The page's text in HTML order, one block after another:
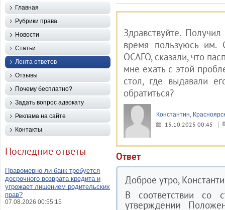
Здравствуйте.
время пользуюсь им.
ОСАГО, сказали, что
мне ехать с этой
стол, где выдавали
обратиться?
Константин,
15.10.2025 00:45
Ответ
Доброе утро,
В соответствии со
утверждении
Главная
Рубрики права
Новости
Статьи
Лента ответов
Отзывы
Почему бесплатно?
Задать вопрос адвокату
Реклама на сайте
Контакты
Последние ответы
Правомерно ли банк требуется
досрочного возврата кредита и
угрожает лишением родительских
прав?
07.08.2026 00:55:15